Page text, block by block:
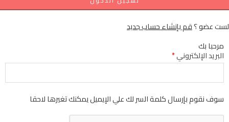
لست عضو ؟قم بإنشاء حساب جديد
مرحبا بك
البريد الإلكتروني*
سوف نقوم بإرسال كلمة السر لك علي الإيميل يمكنك تغيرها لاحقا